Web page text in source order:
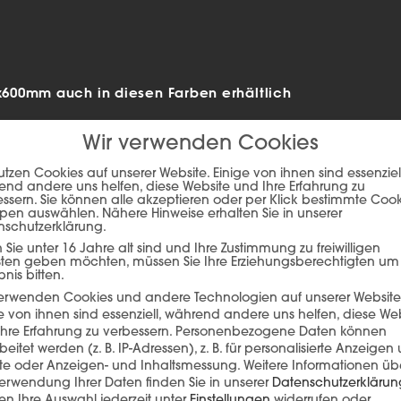
auch in diesen Farben erhältlich
auf den unteren Button, um den Inhalt von player.flipsnack.com
Inhalt laden
Wir verwenden Cookies
Cookies auf unserer Website. Einige von ihnen sind
andere uns helfen, diese Website und Ihre Erfahrung zu
Sie können alle akzeptieren oder per Klick bestimmte
auswählen. Nähere Hinweise erhalten Sie in unserer
Sie unter 16 Jahre alt sind und Ihre Zustimmung zu freiwilligen
geben möchten, müssen Sie Ihre Erziehungsberechtigten um
bitten.
Cookies und andere Technologien auf unserer
von ihnen sind essenziell, während andere uns helfen, diese
Erfahrung zu verbessern. Personenbezogene Daten können
werden (z. B. IP-Adressen), z. B. für personalisierte Anzeigen
oder Anzeigen- und Inhaltsmessung. Weitere Informationen
Ihrer Daten finden Sie in unserer